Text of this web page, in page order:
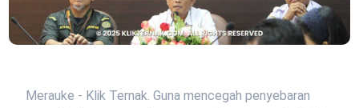
Merauke - Klik Ternak. Guna mencegah penyebaran